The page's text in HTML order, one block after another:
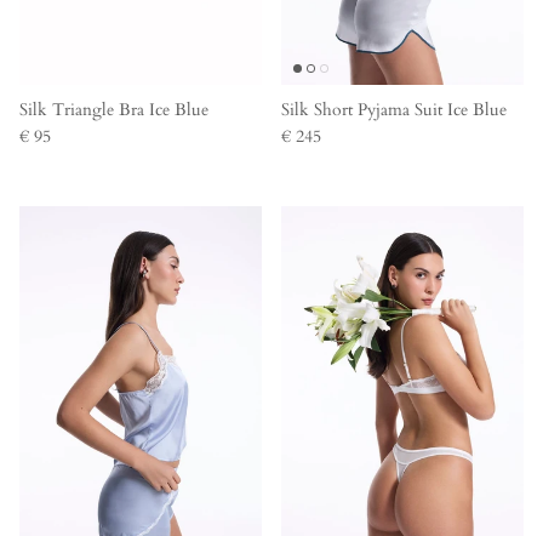
Silk Triangle Bra Ice Blue
€ 95
Silk Short Pyjama Suit Ice Blue
€ 245